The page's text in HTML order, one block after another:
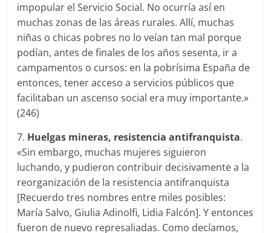
impopular el Servicio Social. No ocurría así en
muchas zonas de las áreas rurales. Allí, muchas
niñas o chicas pobres no lo veían tan mal porque
podían, antes de finales de los años sesenta, ir a
campamentos o cursos: en la pobrísima España de
entonces, tener acceso a servicios públicos que
facilitaban un ascenso social era muy importante.»
(246)
7. Huelgas mineras, resistencia antifranquista.
«Sin embargo, muchas mujeres siguieron
luchando, y pudieron contribuir decisivamente a la
reorganización de la resistencia antifranquista
[Recuerdo tres nombres entre miles posibles:
María Salvo, Giulia Adinolfi, Lidia Falcón]. Y entonces
fueron de nuevo represaliadas. Como decíamos,